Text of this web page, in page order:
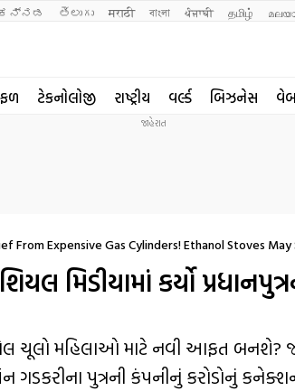
ಕನ್ನಡ తెలుగు मराठी বাংলা ਪੰਜਾਬੀ தமிழ்
ટેકનોલોજી રાષ્ટ્રીય વર્લ્ડ બિઝનેસ
From Expensive Gas Cylinders! Ethanol Stoves
મિડીયામાં કર્યો
ચૂલો મહિલાઓ માટે નવી આફત બનશે?
ગડકરીના પુત્રની કંપનીનું કરોડોનું